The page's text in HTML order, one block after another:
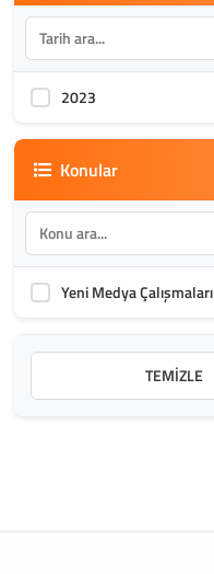
2023
Konular
Yeni Medya Çalışmaları
TEMIZLE